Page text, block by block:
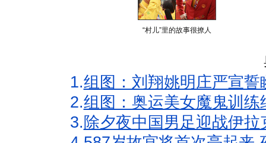
“村儿”里的故事很撩人
1.组图：刘翔姚明庄严宣
2.组图：奥运美女魔鬼训
3. 除夕夜中国男足迎战伊